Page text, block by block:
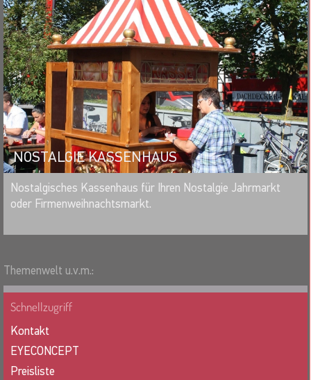
NOSTALGIE KASSENHAUS
MERKEN
Nostalgisches Kassenhaus für Ihren Nostalgie Jahrmarkt
oder Firmenweihnachtsmarkt.
Themenwelt u.v.m.:
Schnellzugriff
Kontakt
EYECONCEPT
Preisliste